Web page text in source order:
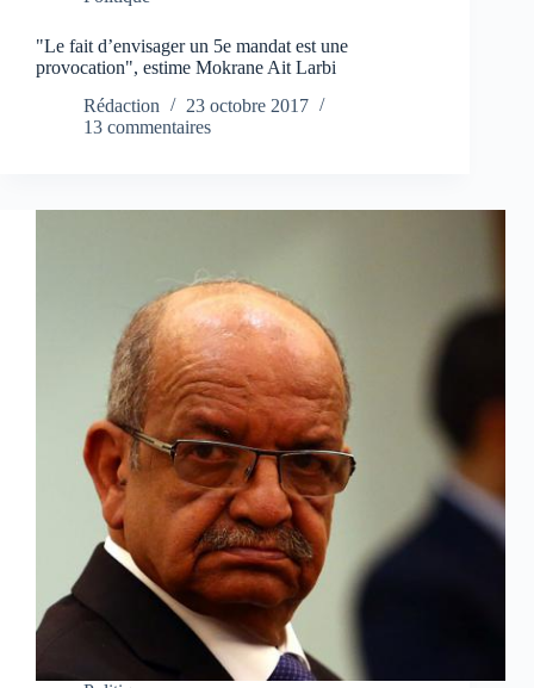
"Le fait d’envisager un 5e mandat est une
provocation", estime Mokrane Ait Larbi
Rédaction
23 octobre 2017
13 commentaires